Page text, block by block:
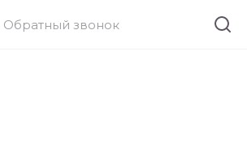
Обратный звонок